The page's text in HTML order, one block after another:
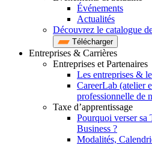
Événements
Actualités
Découvrez le catalogue
Télécharger
Entreprises & Carrières
Entreprises et Partenaires
Les entreprises &
CareerLab (atelier
professionnelle de
Taxe d’apprentissage
Pourquoi verser
Business ?
Modalités,